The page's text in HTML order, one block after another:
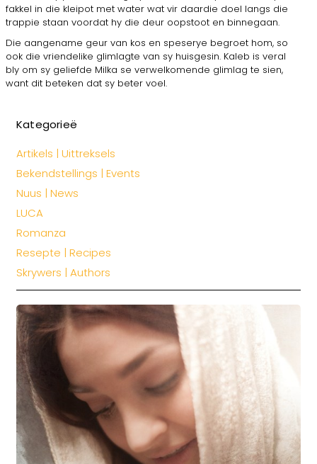
fakkel in die kleipot met water wat vir daardie doel langs die
trappie staan voordat hy die deur oopstoot en binnegaan.
Die aangename geur van kos en speserye begroet hom, so
ook die vriendelike glimlagte van sy huisgesin. Kaleb is veral
bly om sy geliefde Milka se verwelkomende glimlag te sien,
want dit beteken dat sy beter voel.
Kategorieë
Artikels | Uittreksels
Bekendstellings | Events
Nuus | News
LUCA
Romanza
Resepte | Recipes
Skrywers | Authors